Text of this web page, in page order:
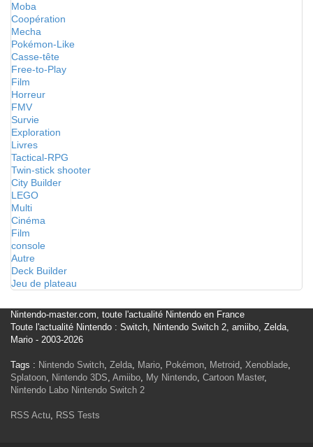
Moba
Coopération
Mecha
Pokémon-Like
Casse-tête
Free-to-Play
Film
Horreur
FMV
Survie
Exploration
Livres
Tactical-RPG
Twin-stick shooter
City Builder
LEGO
Multi
Cinéma
Film
console
Autre
Deck Builder
Jeu de plateau
Nintendo-master.com, toute l'actualité Nintendo en France
Toute l'actualité Nintendo : Switch, Nintendo Switch 2, amiibo, Zelda,
Mario - 2003-2026
Tags : Nintendo Switch, Zelda, Mario, Pokémon, Metroid, Xenoblade,
Splatoon, Nintendo 3DS, Amiibo, My Nintendo, Cartoon Master,
Nintendo Labo Nintendo Switch 2
RSS Actu, RSS Tests